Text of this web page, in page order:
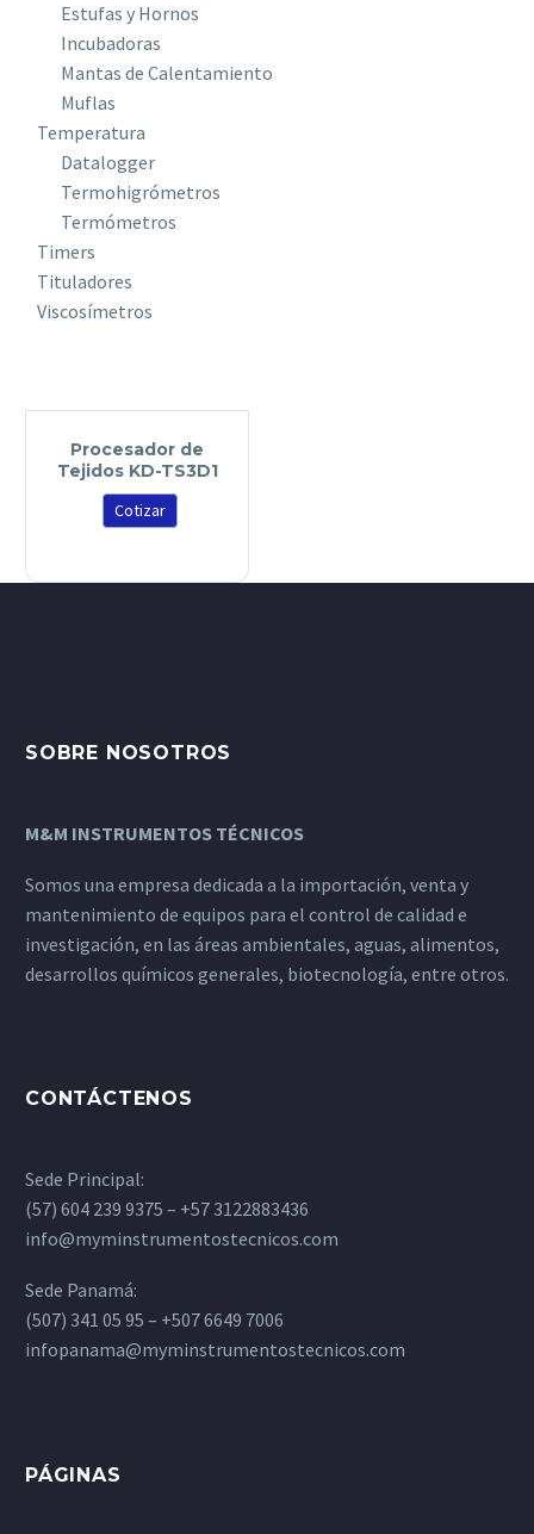
Estufas y Hornos
Incubadoras
Mantas de Calentamiento
Muflas
Temperatura
Datalogger
Termohigrómetros
Termómetros
Timers
Tituladores
Viscosímetros
Procesador de
Tejidos KD-TS3D1
Cotizar
SOBRE NOSOTROS
M&M INSTRUMENTOS TÉCNICOS
Somos una empresa dedicada a la importación, venta y
mantenimiento de equipos para el control de calidad e
investigación, en las áreas ambientales, aguas, alimentos,
desarrollos químicos generales, biotecnología, entre otros.
CONTÁCTENOS
Sede Principal:
(57) 604 239 9375 – +57 3122883436
info@myminstrumentostecnicos.com
Sede Panamá:
(507) 341 05 95 – +507 6649 7006
infopanama@myminstrumentostecnicos.com
PÁGINAS